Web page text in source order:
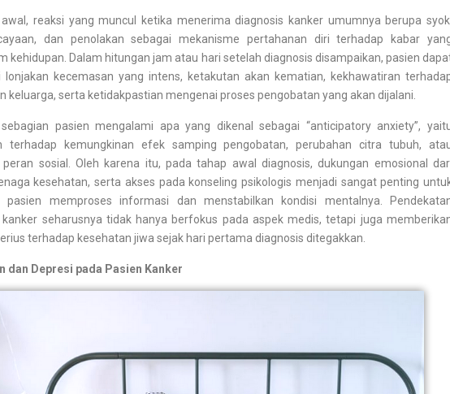
reaksi yang muncul ketika menerima diagnosis kanker umumnya berupa
dan penolakan sebagai mekanisme pertahanan diri terhadap kabar
kehidupan. Dalam hitungan jam atau hari setelah diagnosis disampaikan, pasien
lonjakan kecemasan yang intens, ketakutan akan kematian, kekhawatiran
keluarga, serta ketidakpastian mengenai proses pengobatan yang akan dijalani.
pasien mengalami apa yang dikenal sebagai “anticipatory anxiety”,
terhadap kemungkinan efek samping pengobatan, perubahan citra tubuh,
peran sosial. Oleh karena itu, pada tahap awal diagnosis, dukungan emosional
kesehatan, serta akses pada konseling psikologis menjadi sangat penting
pasien memproses informasi dan menstabilkan kondisi mentalnya.
seharusnya tidak hanya berfokus pada aspek medis, tetapi juga
terhadap kesehatan jiwa sejak hari pertama diagnosis ditegakkan.
dan Depresi pada Pasien Kanker